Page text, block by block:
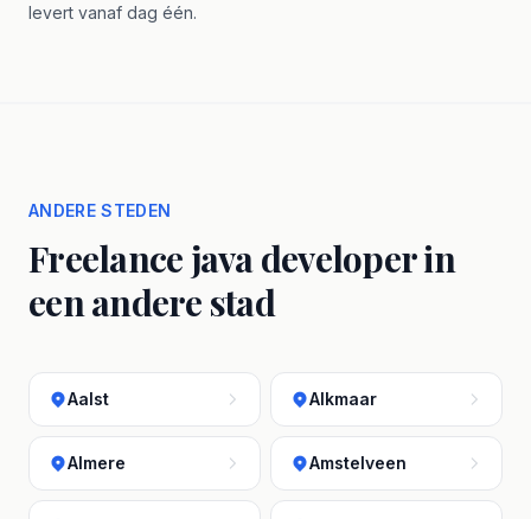
levert vanaf dag één.
ANDERE STEDEN
Freelance java developer in
een andere stad
Aalst Alkmaar
Almere Amstelveen